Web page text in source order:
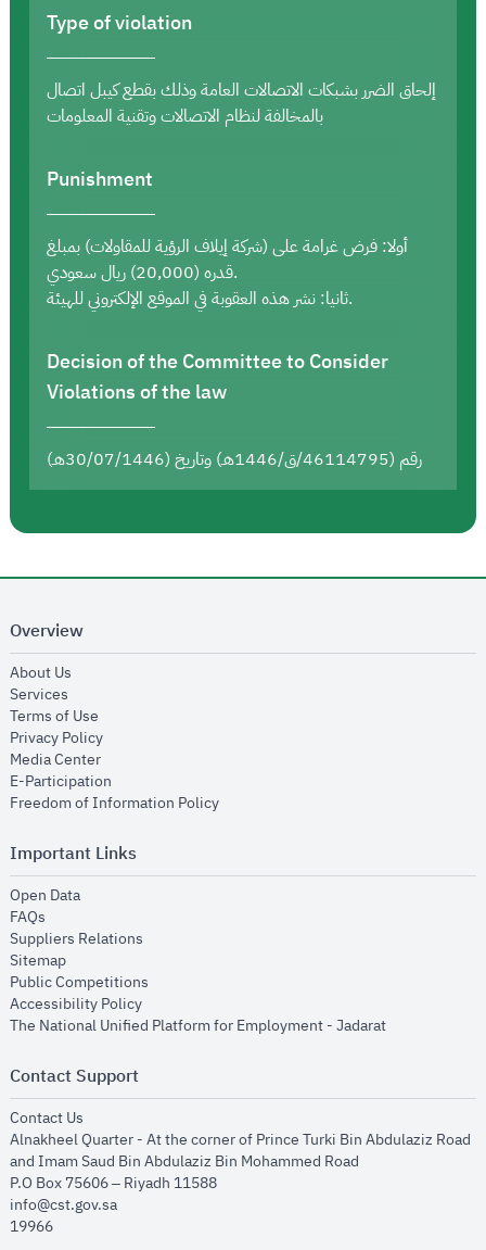
Type of violation
إلحاق الضرر بشبكات الاتصالات العامة وذلك بقطع كيبل اتصال
بالمخالفة لنظام الاتصالات وتقنية المعلومات
Punishment
أولا: فرض غرامة على (شركة إيلاف الرؤية للمقاولات) بمبلغ
قدره (20,000) ريال سعودي.
ثانيا: نشر هذه العقوبة في الموقع الإلكتروني للهيئة.
Decision of the Committee to Consider
Violations of the law
رقم (46114795/ق/1446هـ) وتاريخ (30/07/1446هـ)
Overview
About Us
Services
Terms of Use
Privacy Policyopens in new window
Media Centeropens in new window
E-Participation
Freedom of Information Policyopens in new window
Important Links
Open Dataopens in new window
FAQs
Suppliers Relations
Sitemapopens in new window
Public Competitions
Accessibility Policyopens in new window
The National Unified Platform for Employment - Jadaratopens in new
Contact Support
Contact Us
Alnakheel Quarter - At the corner of Prince Turki Bin Abdulaziz Road
and Imam Saud Bin Abdulaziz Bin Mohammed Road​
P.O Box 75606 – Riyadh 11588
info@cst.gov.sa
19966